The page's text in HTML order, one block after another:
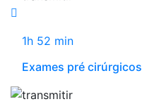
1h 52 min
Exames pré